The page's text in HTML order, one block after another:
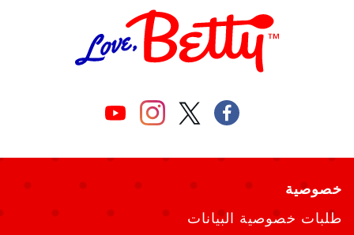
خصوصية
طلبات خصوصية البيانات